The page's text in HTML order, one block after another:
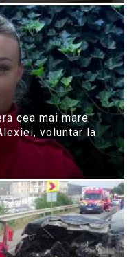
cea mai mare
voluntar la